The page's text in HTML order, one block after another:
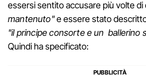
essersi sentito accusare più volte di
mantenuto"e essere stato
"il principe consorte e un ballerino
Quindi ha specificato: